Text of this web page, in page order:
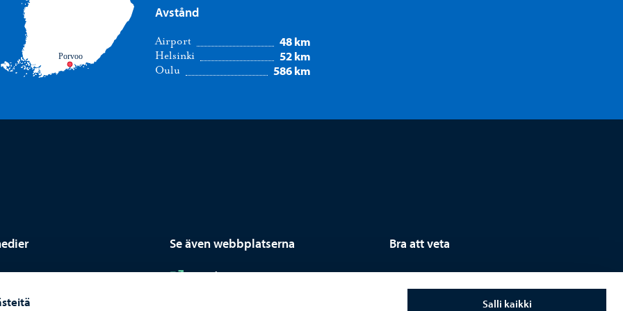
Salli kaikki
Porvoo
Avstånd
Airport 48 km
Helsinki 52 km
Oulu 586 km
Se även webbplatserna
Borgå
Bra att veta
Dataskydd
Information om kakor